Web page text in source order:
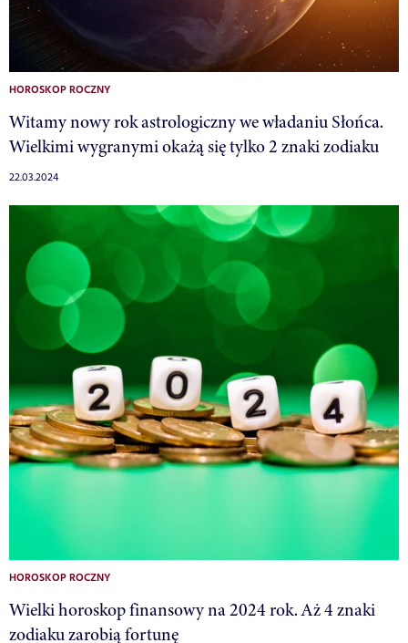
HOROSKOP ROCZNY
Witamy nowy rok astrologiczny we władaniu Słońca.
Wielkimi wygranymi okażą się tylko 2 znaki zodiaku
22.03.2024
HOROSKOP ROCZNY
Wielki horoskop finansowy na 2024 rok. Aż 4 znaki
zodiaku zarobią fortunę